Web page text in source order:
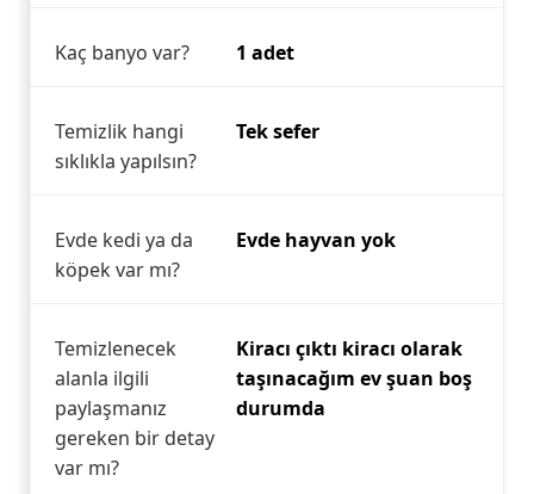
Kaç banyo var? 1 adet
Temizlik hangi
sıklıkla yapılsın?
Tek sefer
Evde kedi ya da
köpek var mı?
Evde hayvan yok
Temizlenecek
alanla ilgili
paylaşmanız
gereken bir detay
var mı?
Kiracı çıktı kiracı olarak
taşınacağım ev şuan boş
durumda